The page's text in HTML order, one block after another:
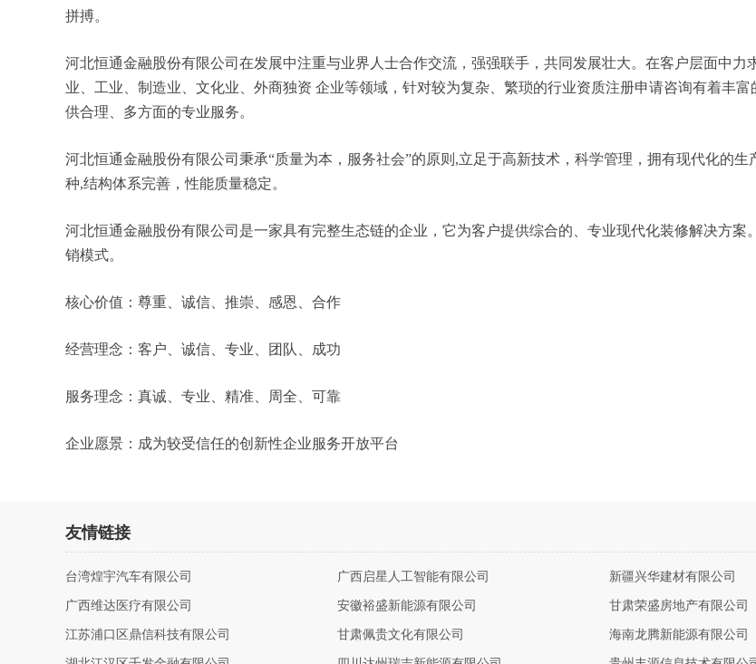
拼搏。
河北恒通金融股份有限公司在发展中注重与业界人士合作交流，强强联手，共同发展壮大。在客户层面中
业、工业、制造业、文化业、外商独资 企业等领域，针对较为复杂、繁琐的行业资质注册申请咨询有着丰
供合理、多方面的专业服务。
河北恒通金融股份有限公司秉承“质量为本，服务社会”的原则,立足于高新技术，科学管理，拥有现代化的
种,结构体系完善，性能质量稳定。
河北恒通金融股份有限公司是一家具有完整生态链的企业，它为客户提供综合的、专业现代化装修解决方
销模式。
核心价值：尊重、诚信、推崇、感恩、合作
经营理念：客户、诚信、专业、团队、成功
服务理念：真诚、专业、精准、周全、可靠
企业愿景：成为较受信任的创新性企业服务开放平台
友情链接
台湾煌宇汽车有限公司 广西启星人工智能有限公司 新疆兴华建材有限公司
广西维达医疗有限公司 安徽裕盛新能源有限公司 甘肃荣盛房地产有限公司
江苏浦口区鼎信科技有限公司 甘肃佩贵文化有限公司 海南龙腾新能源有限公司